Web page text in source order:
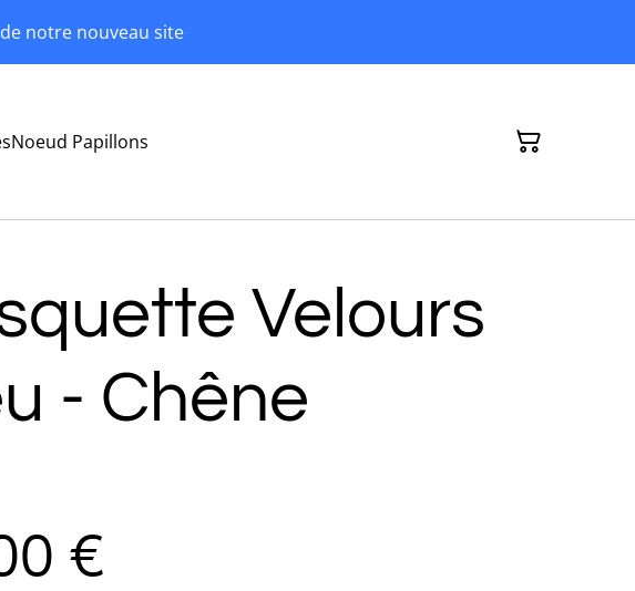
notre nouveau site
Noeud Papillons
Velours
- Chêne
€